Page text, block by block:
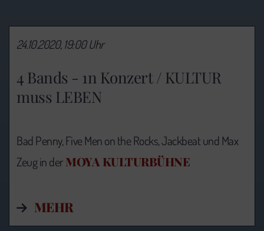
4 Bands - 1n Konzert / KULTUR
muss LEBEN
24.10.2020, 19:00 Uhr
Bad Penny, Five Men on the Rocks, Jackbeat und Max
Zeug in derMOYA KULTURBÜHNE
MEHR